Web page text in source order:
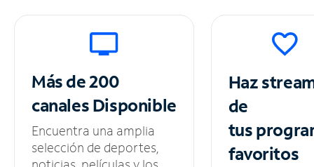
Más de 200
canalesDisponible
Encuentra una amplia
selección de deportes,
Haz
de
tus
favoritos